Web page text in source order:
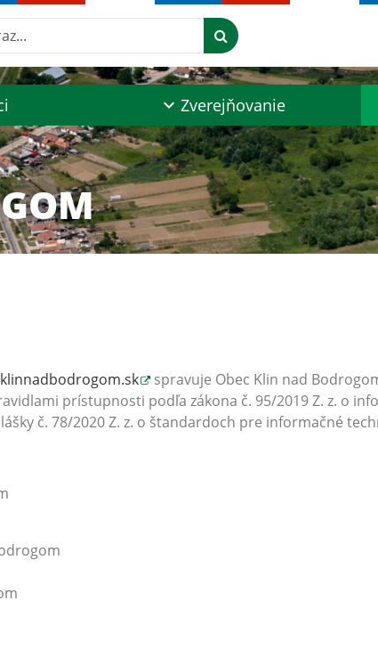
Zverejňovanie
spravuje Obec Klin nad
prístupnosti podľa zákona č. 95/2019 Z. z. o
č. 78/2020 Z. z. o štandardoch pre informačné